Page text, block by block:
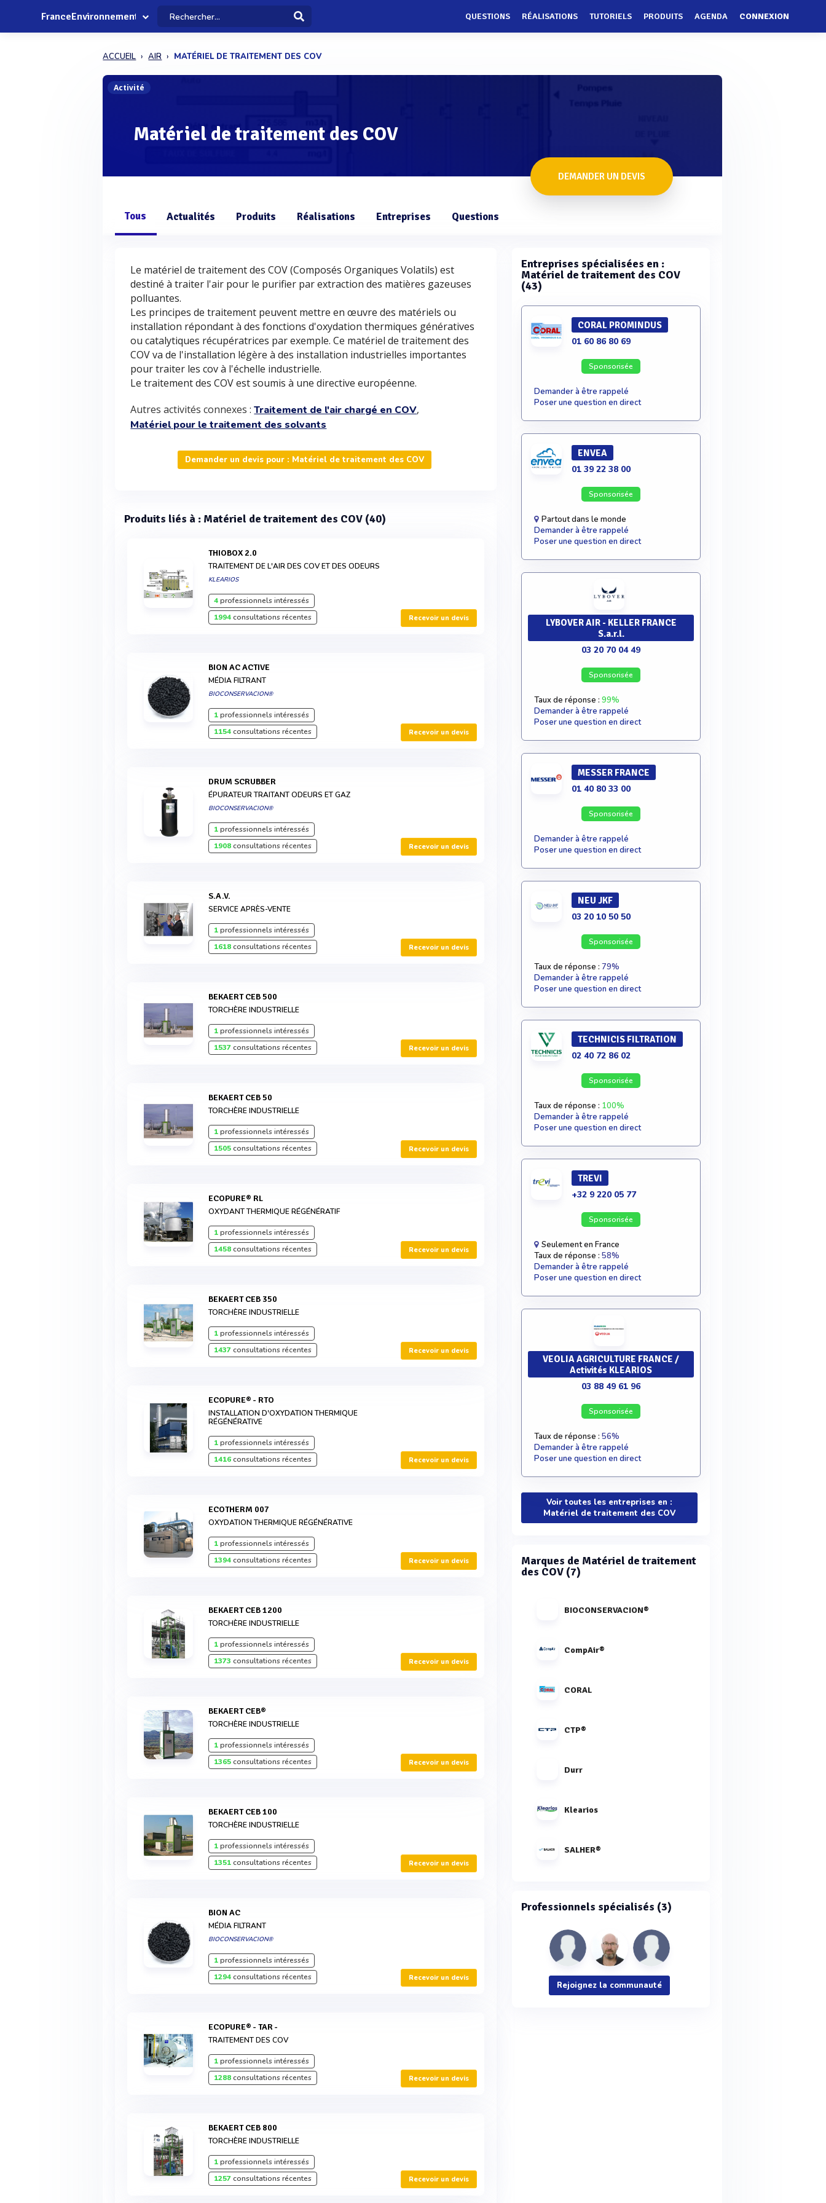
FranceEnvironnement QUESTIONS RÉALISATIONS TUTORIELS PRODUITS AGENDA CONNEXION
ACCUEIL AIR MATÉRIEL DE TRAITEMENT DES COV
Activité
Matériel de traitement des COV
DEMANDER UN DEVIS
Tous Actualités Produits Réalisations Entreprises Questions
Le matériel de traitement des COV (Composés Organiques Volatils) est
destiné à traiter l'air pour le purifier par extraction des matières gazeuses
polluantes.
Les principes de traitement peuvent mettre en œuvre des matériels ou
installation répondant à des fonctions d'oxydation thermiques génératives
ou catalytiques récupératrices par exemple. Ce matériel de traitement des
COV va de l'installation légère à des installation industrielles importantes
pour traiter les cov à l'échelle industrielle.
Le traitement des COV est soumis à une directive européenne.
Autres activités connexes :Traitement de l'air chargé en COV,
Matériel pour le traitement des solvants
Demander un devis pour : Matériel de traitement des COV
Produits liés à : Matériel de traitement des COV (40)
THIOBOX 2.0
TRAITEMENT DE L'AIR DES COV ET DES ODEURS
KLEARIOS
4professionnels intéressés
1994consultations récentes Recevoir un devis
BION AC ACTIVE
MÉDIA FILTRANT
BIOCONSERVACION®
1professionnels intéressés
1154consultations récentes Recevoir un devis
DRUM SCRUBBER
ÉPURATEUR TRAITANT ODEURS ET GAZ
BIOCONSERVACION®
1professionnels intéressés
1908consultations récentes Recevoir un devis
S.A.V.
SERVICE APRÈS-VENTE
1professionnels intéressés
1618consultations récentes Recevoir un devis
BEKAERT CEB 500
TORCHÈRE INDUSTRIELLE
1professionnels intéressés
1537consultations récentes Recevoir un devis
BEKAERT CEB 50
TORCHÈRE INDUSTRIELLE
1professionnels intéressés
1505consultations récentes Recevoir un devis
ECOPURE® RL
OXYDANT THERMIQUE RÉGÉNÉRATIF
1professionnels intéressés
1458consultations récentes Recevoir un devis
BEKAERT CEB 350
TORCHÈRE INDUSTRIELLE
1professionnels intéressés
1437consultations récentes Recevoir un devis
ECOPURE® - RTO
INSTALLATION D'OXYDATION THERMIQUE
RÉGÉNÉRATIVE
1professionnels intéressés
1416consultations récentes Recevoir un devis
ECOTHERM 007
OXYDATION THERMIQUE RÉGÉNÉRATIVE
1professionnels intéressés
1394consultations récentes Recevoir un devis
BEKAERT CEB 1200
TORCHÈRE INDUSTRIELLE
1professionnels intéressés
1373 consultations récentes Recevoir un devis
BEKAERT CEB®
TORCHÈRE INDUSTRIELLE
1professionnels intéressés
1365consultations récentes Recevoir un devis
BEKAERT CEB 100
TORCHÈRE INDUSTRIELLE
1professionnels intéressés
1351consultations récentes Recevoir un devis
BION AC
MÉDIA FILTRANT
BIOCONSERVACION®
1professionnels intéressés
1294consultations récentes Recevoir un devis
ECOPURE® - TAR -
TRAITEMENT DES COV
1professionnels intéressés
1288consultations récentes Recevoir un devis
BEKAERT CEB 800
TORCHÈRE INDUSTRIELLE
1professionnels intéressés
1257consultations récentes Recevoir un devis
Entreprises spécialisées en :
Matériel de traitement des COV
(43)
CORAL PROMINDUS
01 60 86 80 69
Sponsorisée
Demander à être rappelé
Poser une question en direct
ENVEA
01 39 22 38 00
Sponsorisée
Partout dans le monde
Demander à être rappelé
Poser une question en direct
LYBOVER AIR - KELLER FRANCE
S.a.r.l.
03 20 70 04 49
Sponsorisée
Taux de réponse : 99%
Demander à être rappelé
Poser une question en direct
MESSER FRANCE
01 40 80 33 00
Sponsorisée
Demander à être rappelé
Poser une question en direct
NEU JKF
03 20 10 50 50
Sponsorisée
Taux de réponse : 79%
Demander à être rappelé
Poser une question en direct
TECHNICIS FILTRATION
02 40 72 86 02
Sponsorisée
Taux de réponse : 100%
Demander à être rappelé
Poser une question en direct
TREVI
+32 9 220 05 77
Sponsorisée
Seulement en France
Taux de réponse : 58%
Demander à être rappelé
Poser une question en direct
VEOLIA AGRICULTURE FRANCE /
Activités KLEARIOS
03 88 49 61 96
Sponsorisée
Taux de réponse : 56%
Demander à être rappelé
Poser une question en direct
Voir toutes les entreprises en :
Matériel de traitement des COV
Marques de Matériel de traitement
des COV (7)
BIOCONSERVACION®
CompAir®
CORAL
CTP®
Durr
Klearios
SALHER®
Professionnels spécialisés (3)
Rejoignez la communauté